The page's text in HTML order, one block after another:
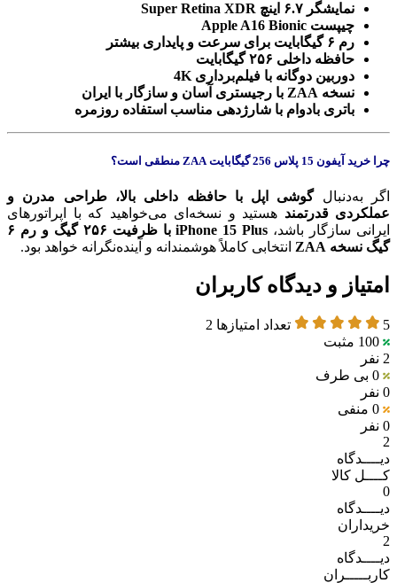
نمایشگر ۶.۷ اینچ Super Retina XDR
چیپست Apple A16 Bionic
رم ۶ گیگابایت برای سرعت و پایداری بیشتر
حافظه داخلی ۲۵۶ گیگابایت
دوربین دوگانه با فیلم‌برداری 4K
نسخه ZAA با رجیستری آسان و سازگار با ایران
باتری بادوام با شارژدهی مناسب استفاده روزمره
چرا خرید آیفون 15 پلاس 256 گیگابایت ZAA منطقی است؟
اگر به‌دنبالگوشی اپل با حافظه داخلی بالا، طراحی مدرن و
عملکردی قدرتمند هستید و نسخه‌ای می‌خواهید که با اپراتورهای
ایرانی سازگار باشد،
iPhone 15 Plus با ظرفیت ۲۵۶ گیگ و رم ۶
گیگ نسخه ZAA
انتخابی کاملاً هوشمندانه و آینده‌نگرانه خواهد بود.
امتیاز و دیدگاه کاربران
5 تعداد امتیازها 2
100 مثبت
2 نفر
0 بی طرف
0 نفر
0 منفی
0 نفر
2
دیــــدگاه
کــــل کالا
0
دیــــدگاه
خریداران
2
دیــــدگاه
کاربـــــران